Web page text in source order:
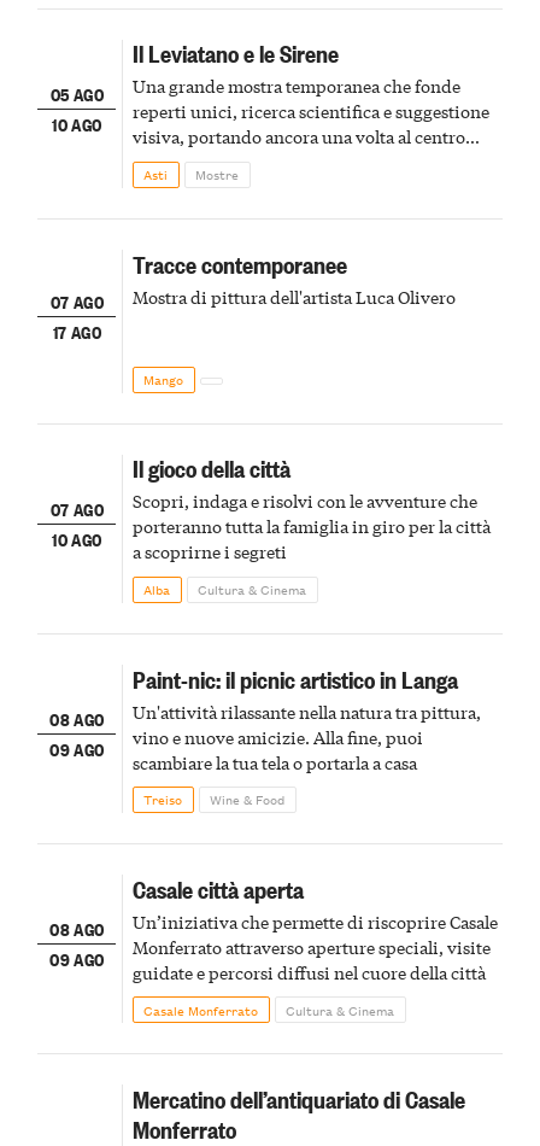
05 AGO
10 AGO
Il Leviatano e le Sirene
Una grande mostra temporanea che fonde
reperti unici, ricerca scientifica e suggestione
visiva, portando ancora una volta al centro
della scena le meraviglie del passato astigiano
Asti Mostre
07 AGO
17 AGO
Tracce contemporanee
Mostra di pittura dell'artista Luca Olivero
Mango
07 AGO
10 AGO
Il gioco della città
Scopri, indaga e risolvi con le avventure che
porteranno tutta la famiglia in giro per la città
a scoprirne i segreti
Alba Cultura & Cinema
08 AGO
09 AGO
Paint-nic: il picnic artistico in Langa
Un'attività rilassante nella natura tra pittura,
vino e nuove amicizie. Alla fine, puoi
scambiare la tua tela o portarla a casa
Treiso Wine & Food
08 AGO
09 AGO
Casale città aperta
Un’iniziativa che permette di riscoprire Casale
Monferrato attraverso aperture speciali, visite
guidate e percorsi diffusi nel cuore della città
Casale Monferrato Cultura & Cinema
Mercatino dell’antiquariato di Casale
Monferrato